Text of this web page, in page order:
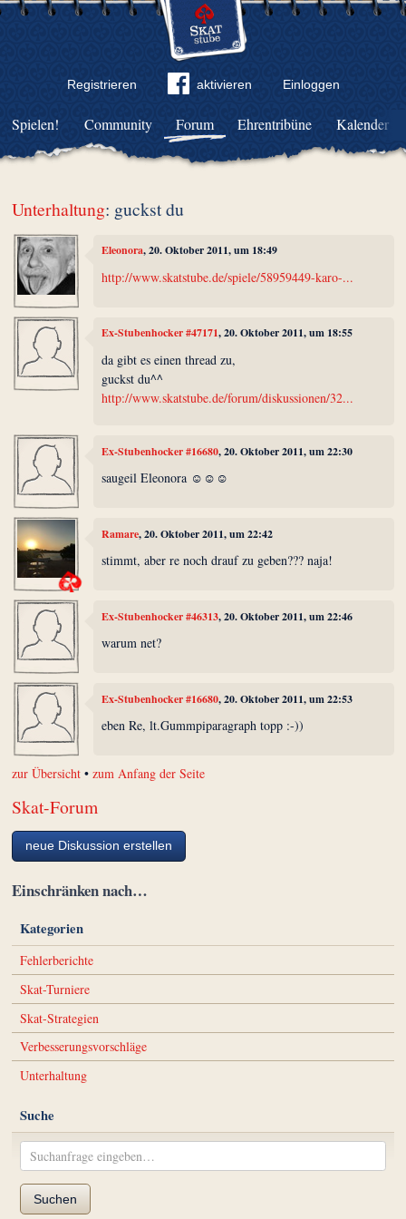
Registrieren aktivieren Einloggen
Community Forum Ehrentribüne Kalender
Spielen!
Unterhaltung: guckst du
Eleonora, 20. Oktober 2011, um 18:49
http://www.skatstube.de/spiele/58959449-karo-...
Ex-Stubenhocker #47171, 20. Oktober 2011, um 18:55
da gibt es einen thread zu,
guckst du^^
http://www.skatstube.de/forum/diskussionen/32...
Ex-Stubenhocker #16680, 20. Oktober 2011, um 22:30
saugeil Eleonora ☺☺☺
Ramare, 20. Oktober 2011, um 22:42
stimmt, aber re noch drauf zu geben??? naja!
Ex-Stubenhocker #46313, 20. Oktober 2011, um 22:46
warum net?
Ex-Stubenhocker #16680, 20. Oktober 2011, um 22:53
eben Re, lt.Gummpiparagraph topp :-))
zur Übersicht •zum Anfang der Seite
Skat-Forum
neue Diskussion erstellen
Einschränken nach…
Kategorien
Fehlerberichte
Skat-Turniere
Skat-Strategien
Verbesserungsvorschläge
Unterhaltung
Suche
Suchen